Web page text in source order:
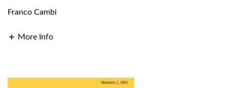
Franco Cambi
More Info